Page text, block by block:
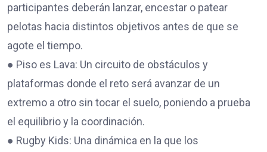
participantes deberán lanzar, encestar o patear
pelotas hacia distintos objetivos antes de que se
agote el tiempo.
● Piso es Lava: Un circuito de obstáculos y
plataformas donde el reto será avanzar de un
extremo a otro sin tocar el suelo, poniendo a prueba
el equilibrio y la coordinación.
● Rugby Kids: Una dinámica en la que los